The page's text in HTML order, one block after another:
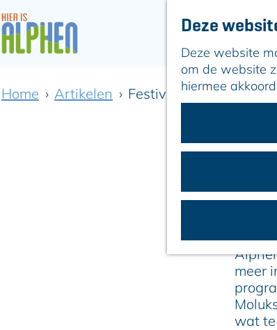
Deze
Deze website
om de website
hiermee
n
Home Artikelen Festivalweekend aan
De
meer
wat